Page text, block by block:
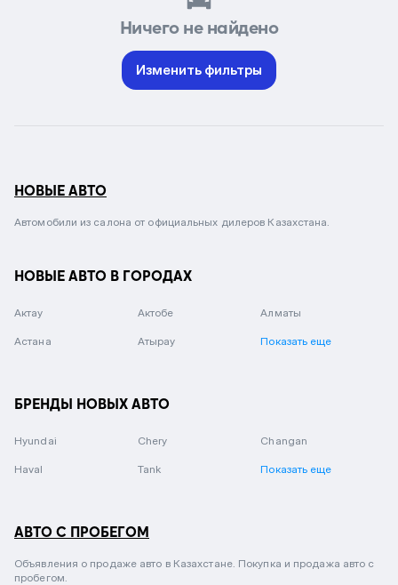
Ничего не найдено
Изменить фильтры
НОВЫЕ АВТО
Автомобили из салона от официальных дилеров Казахстана.
НОВЫЕ АВТО В ГОРОДАХ
Актау Актобе Алматы
Астана Атырау Показать еще
БРЕНДЫ НОВЫХ АВТО
Hyundai Chery Changan
Haval Tank Показать еще
АВТО С ПРОБЕГОМ
Объявления о продаже авто в Казахстане. Покупка и продажа авто с
пробегом.